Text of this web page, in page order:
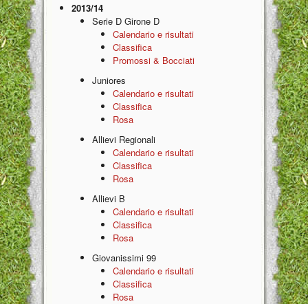
2013/14
Serie D Girone D
Calendario e risultati
Classifica
Promossi & Bocciati
Juniores
Calendario e risultati
Classifica
Rosa
Allievi Regionali
Calendario e risultati
Classifica
Rosa
Allievi B
Calendario e risultati
Classifica
Rosa
Giovanissimi 99
Calendario e risultati
Classifica
Rosa